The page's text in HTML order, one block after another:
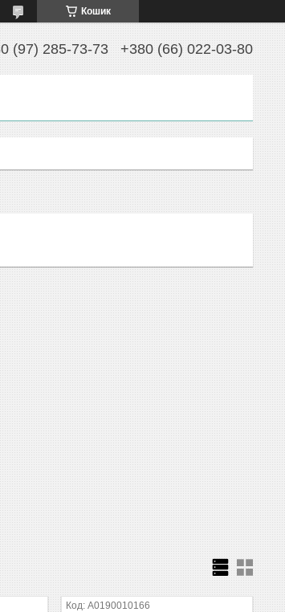
Кошик
(97) 285-73-73 +380 (66) 022-03-80
A0190010166